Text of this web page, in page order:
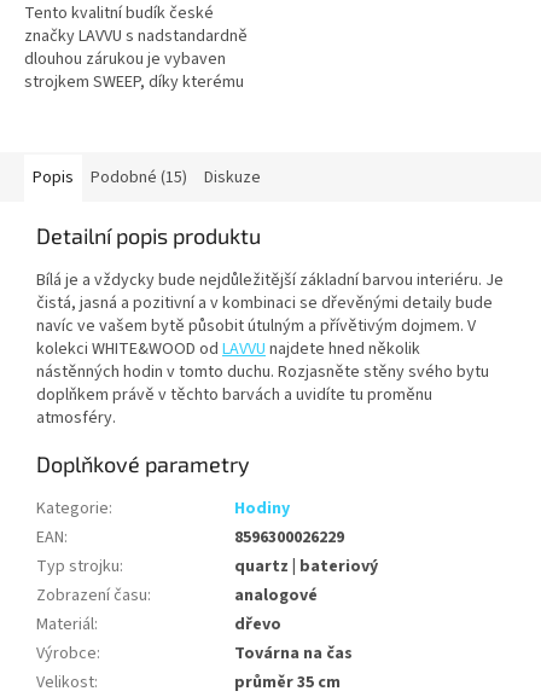
Tento kvalitní budík české
značky LAVVU s nadstandardně
dlouhou zárukou je vybaven
strojkem SWEEP, díky kterému
Popis Podobné (15) Diskuze
Detailní popis produktu
Bílá je a vždycky bude nejdůležitější základní barvou interiéru. Je
čistá, jasná a pozitivní a v kombinaci se dřevěnými detaily bude
navíc ve vašem bytě působit útulným a přívětivým dojmem. V
kolekci WHITE&WOOD od LAVVU najdete hned několik
nástěnných hodin v tomto duchu. Rozjasněte stěny svého bytu
doplňkem právě v těchto barvách a uvidíte tu proměnu
atmosféry.
Doplňkové parametry
Kategorie:
Hodiny
EAN:
8596300026229
Typ strojku:
quartz | bateriový
Zobrazení času:
analogové
Materiál:
dřevo
Výrobce:
Továrna na čas
Velikost:
průměr 35 cm